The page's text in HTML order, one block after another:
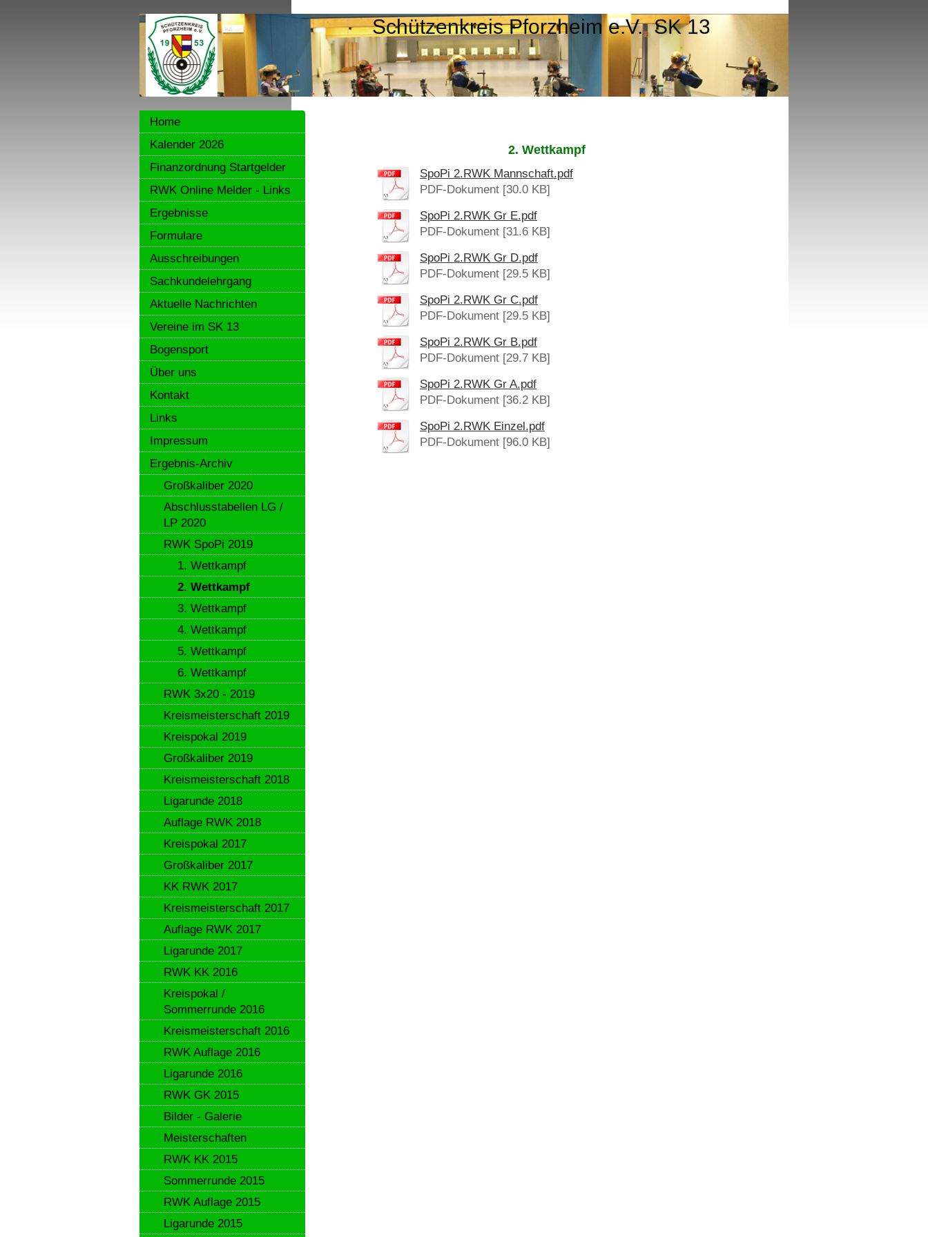
Schützenkreis Pforzheim e.V. SK 13
2. Wettkampf
SpoPi 2.RWK Mannschaft.pdf
PDF-Dokument [30.0 KB]
SpoPi 2.RWK Gr E.pdf
PDF-Dokument [31.6 KB]
SpoPi 2.RWK Gr D.pdf
PDF-Dokument [29.5 KB]
SpoPi 2.RWK Gr C.pdf
PDF-Dokument [29.5 KB]
SpoPi 2.RWK Gr B.pdf
PDF-Dokument [29.7 KB]
SpoPi 2.RWK Gr A.pdf
PDF-Dokument [36.2 KB]
SpoPi 2.RWK Einzel.pdf
PDF-Dokument [96.0 KB]
Home
Kalender 2026
Finanzordnung Startgelder
RWK Online Melder - Links
Ergebnisse
Formulare
Ausschreibungen
Sachkundelehrgang
Aktuelle Nachrichten
Vereine im SK 13
Bogensport
Über uns
Kontakt
Links
Impressum
Ergebnis-Archiv
Großkaliber 2020
Abschlusstabellen LG /
LP 2020
RWK SpoPi 2019
1. Wettkampf
2. Wettkampf
3. Wettkampf
4. Wettkampf
5. Wettkampf
6. Wettkampf
RWK 3x20 - 2019
Kreismeisterschaft 2019
Kreispokal 2019
Großkaliber 2019
Kreismeisterschaft 2018
Ligarunde 2018
Auflage RWK 2018
Kreispokal 2017
Großkaliber 2017
KK RWK 2017
Kreismeisterschaft 2017
Auflage RWK 2017
Ligarunde 2017
RWK KK 2016
Kreispokal /
Sommerrunde 2016
Kreismeisterschaft 2016
RWK Auflage 2016
Ligarunde 2016
RWK GK 2015
Bilder - Galerie
Meisterschaften
RWK KK 2015
Sommerrunde 2015
RWK Auflage 2015
Ligarunde 2015